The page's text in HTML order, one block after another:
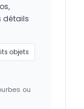
détails
objets
ou